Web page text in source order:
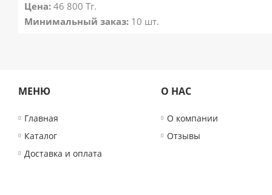
Цена: 46 800 Тг.
Минимальный заказ: 10 шт.
МЕНЮ
Главная
Каталог
Доставка и оплата
О НАС
О компании
Отзывы